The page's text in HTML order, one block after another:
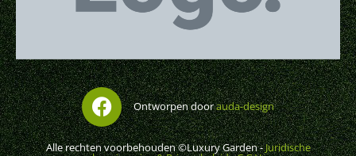
Ontworpen doorauda-design
Alle rechten voorbehouden ©Luxury Garden -Juridische